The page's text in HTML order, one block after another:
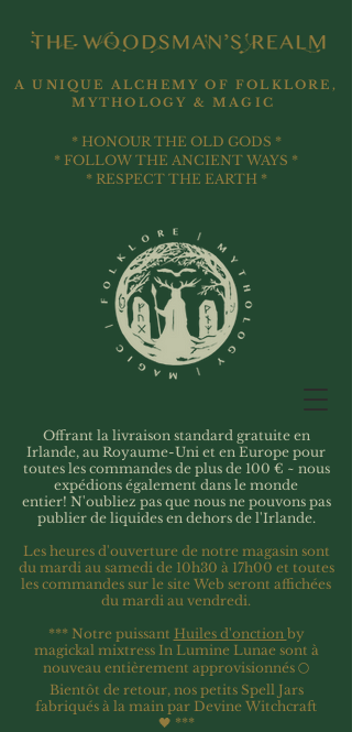
Offrant la livraison standard gratuite en
Irlande, au Royaume-Uni et en Europe pour
toutes les commandes de plus de 100 € ~ nous
expédions également dans le monde
entier! N'oubliez pas que nous ne pouvons pas
publier de liquides en dehors de l'Irlande.
Les heures d'ouverture de notre magasin sont
du mardi au samedi de 10h30 à 17h00 et toutes
les commandes sur le site Web seront affichées
du mardi au vendredi.
*** Notre puissant Huiles d'onction by
magickal mixtress In Lumine Lunae sont à
nouveau entièrement approvisionnés 🌕
Bientôt de retour, nos petits Spell Jars
fabriqués à la main par Devine Witchcraft
🖤 ***
A UNIQUE ALCHEMY OF FOLKLORE,
MYTHOLOGY & MAGIC
* HONOUR THE OLD GODS *
* FOLLOW THE ANCIENT WAYS *
* RESPECT THE EARTH *